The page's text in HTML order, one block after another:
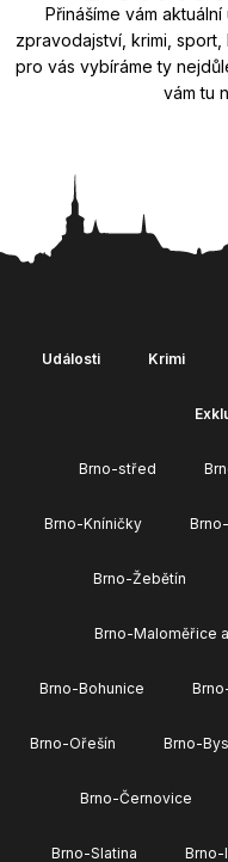
Přinášíme vám
zpravodajství, krimi,
pro vás vybíráme ty
vám tu
Události Krimi
Brno-střed
Brno-Kníničky
Brno-Žebětín
Brno-Maloměřice
Brno-Bohunice
Brno-Ořešín Brno-
Brno-Černovice
Brno-Slatina Brno-